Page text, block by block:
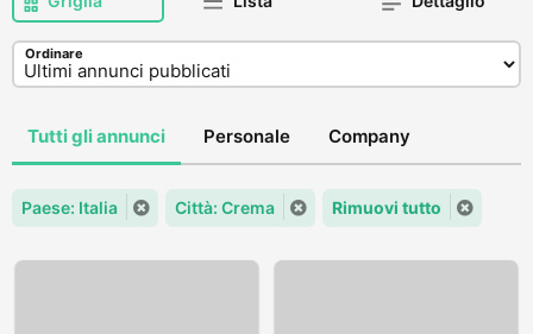
Ordinare
Tutti gli annunci Personale Company
Paese: Italia Città: Crema Rimuovi tutto